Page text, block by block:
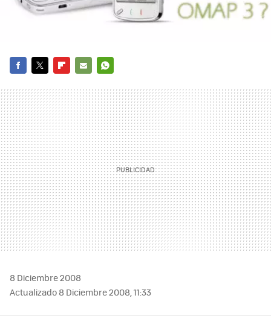
MAIL
8 Diciembre 2008
Actualizado 8 Diciembre 2008, 11:33